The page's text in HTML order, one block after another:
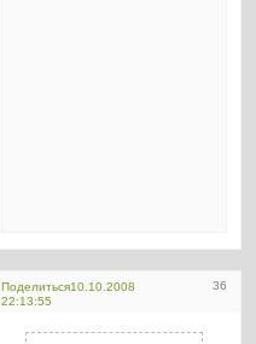
Поделиться 36
10.10.2008
22:13:55